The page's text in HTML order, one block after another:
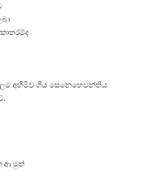
අහිමිව ගිය සෙනෙහෙවන්තිය
ආ මුත්